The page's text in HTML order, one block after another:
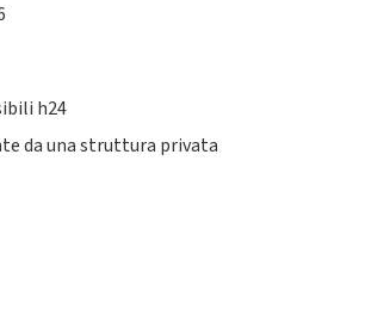
h24
da una struttura privata